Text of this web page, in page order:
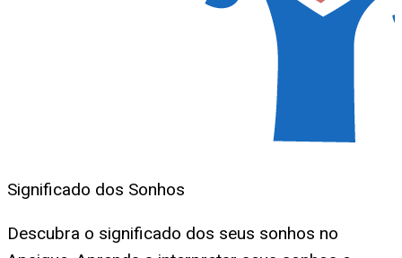
Significado dos Sonhos
Descubra o significado dos seus sonhos no